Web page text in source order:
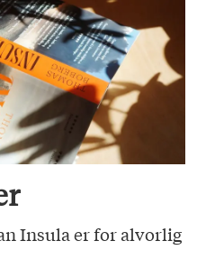
Insula er for alvorlig